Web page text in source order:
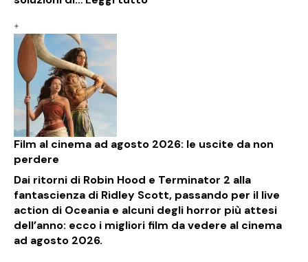
Film al cinema ad agosto 2026: le uscite da non
perdere
Dai ritorni di Robin Hood e Terminator 2 alla
fantascienza di Ridley Scott, passando per il live
action di Oceania e alcuni degli horror più attesi
dell’anno: ecco i migliori film da vedere al cinema
ad agosto 2026.